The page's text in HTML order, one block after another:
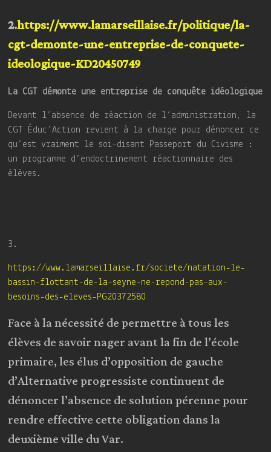
2.https://www.lamarseillaise.fr/politique/la-
cgt-demonte-une-entreprise-de-conquete-
ideologique-KD20450749
La CGT démonte une entreprise de conquête idéologique
Devant l’absence de réaction de l’administration, la
CGT Éduc’Action revient à la charge pour dénoncer ce
qu’est vraiment le soi-disant Passeport du Civisme :
un programme d’endoctrinement réactionnaire des
élèves.
3.
https://www.lamarseillaise.fr/societe/natation-le-
bassin-flottant-de-la-seyne-ne-repond-pas-aux-
besoins-des-eleves-PG20372580
Face à la nécessité de permettre à tous les
élèves de savoir nager avant la fin de l’école
primaire, les élus d’opposition de gauche
d’Alternative progressiste continuent de
dénoncer l’absence de solution pérenne pour
rendre effective cette obligation dans la
deuxième ville du Var.